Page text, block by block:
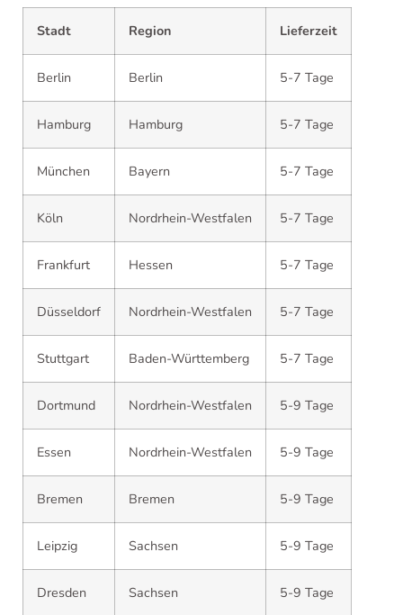
Stadt Region Lieferzeit
Berlin Berlin 5-7 Tage
Hamburg Hamburg 5-7 Tage
München Bayern 5-7 Tage
Köln Nordrhein-Westfalen 5-7 Tage
Frankfurt Hessen 5-7 Tage
Düsseldorf Nordrhein-Westfalen 5-7 Tage
Stuttgart Baden-Württemberg 5-7 Tage
Dortmund Nordrhein-Westfalen 5-9 Tage
Essen Nordrhein-Westfalen 5-9 Tage
Bremen Bremen 5-9 Tage
Leipzig Sachsen 5-9 Tage
Dresden Sachsen 5-9 Tage